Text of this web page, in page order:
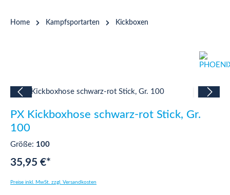
Home Kampfsportarten Kickboxen
Bildergalerie überspringen
PX Kickboxhose schwarz-rot Stick, Gr.
100
Größe: 100
35,95 €*
Preise inkl. MwSt. zzgl. Versandkosten